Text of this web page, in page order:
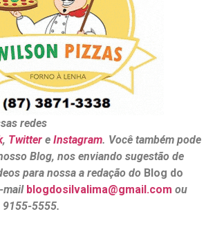
redes
, Twitter e Instagram. Você também pode
Blog, nos enviando sugestão de
para nossa a redação do Blog do
mail blogdosilvalima@gmail.com ou
9155-5555.